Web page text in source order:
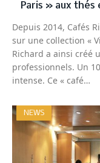
Paris » aux thés
Depuis 2014, Cafés
sur une collection «
Richard a ainsi créé
professionnels. Un
intense. Ce « café…
NEWS